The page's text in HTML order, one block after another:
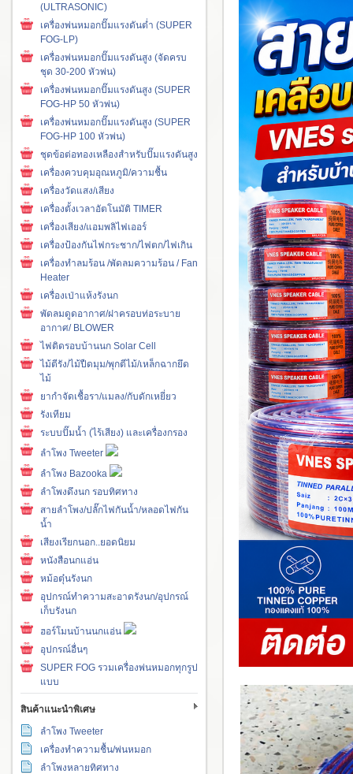
(ULTRASONIC)
เครื่องพ่นหมอกปั๊มแรงดันต่ำ (SUPER
FOG-LP)
เครื่องพ่นหมอกปั๊มแรงดันสูง (จัดครบ
ชุด 30-200 หัวพ่น)
เครื่องพ่นหมอกปั๊มแรงดันสูง (SUPER
FOG-HP 50 หัวพ่น)
เครื่องพ่นหมอกปั๊มแรงดันสูง (SUPER
FOG-HP 100 หัวพ่น)
ชุดข้อต่อทองเหลืองสำหรับปั๊มแรงดันสูง
เครื่องควบคุมอุณหภูมิ/ความชื้น
เครื่องวัดแสง/เสียง
เครื่องตั้งเวลาอัตโนมัติ TIMER
เครื่องเสียง/แอมพลิไฟเออร์
เครื่องป้องกันไฟกระชาก/ไฟตก/ไฟเกิน
เครื่องทำลมร้อน /พัดลมความร้อน / Fan
Heater
เครื่องเป่าแห้งรังนก
พัดลมดูดอากาศ/ฝาครอบท่อระบาย
อากาศ/ BLOWER
ไฟติดรอบบ้านนก Solar Cell
ไม้ตีรัง/ไม้ปืดมุม/พุกตีไม้/เหล็กฉากยึด
ไม้
ยากำจัดเชื้อรา/แมลง/กับดักเหยี่ยว
รังเทียม
ระบบปั๊มน้ำ (ไร้เสียง) และเครื่องกรอง
ลำโพง Tweeter
ลำโพง Bazooka
ลำโพงดึงนก รอบทิศทาง
สายลำโพง/ปลั๊กไฟกันน้ำ/หลอดไฟกัน
น้ำ
เสียงเรียกนอก..ยอดนิยม
หนังสือนกแอ่น
หม้อตุ๋นรังนก
อุปกรณ์ทำความสะอาดรังนก/อุปกรณ์
เก็บรังนก
ฮอร์โมนบ้านนกแอ่น
อุปกรณ์อื่นๆ
SUPER FOG รวมเครื่องพ่นหมอกทุกรูป
แบบ
สินค้าแนะนำพิเศษ
ลำโพง Tweeter
เครื่องทำความชื้น/พ่นหมอก
ลำโพงหลายทิศทาง